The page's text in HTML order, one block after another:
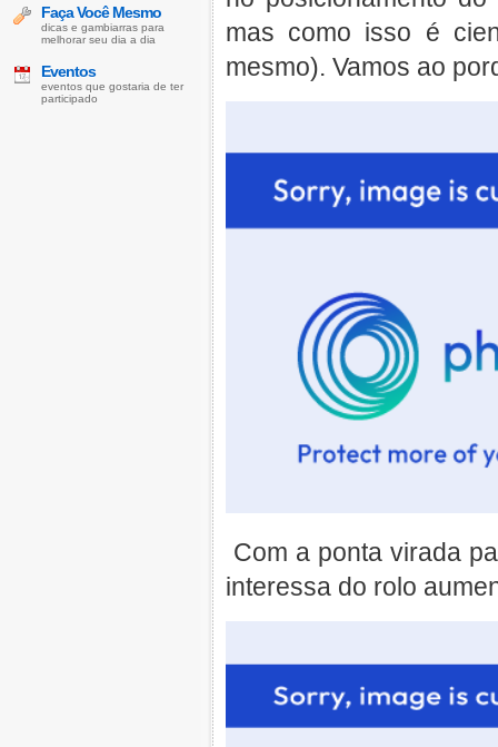
mas como isso é
mesmo). Vamos ao
Com a ponta virada
interessa do rolo
Faça Você Mesmo
dicas e gambiarras para
melhorar seu dia a dia
Eventos
eventos que gostaria de ter
participado